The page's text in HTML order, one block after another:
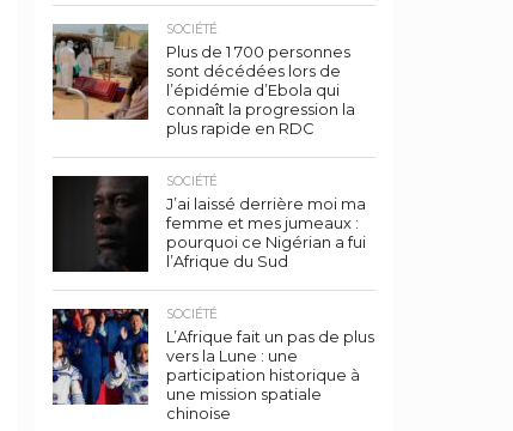
SOCIÉTÉ
Plus de 1 700 personnes
sont décédées lors de
l’épidémie d’Ebola qui
connaît la progression la
plus rapide en RDC
SOCIÉTÉ
J’ai laissé derrière moi ma
femme et mes jumeaux :
pourquoi ce Nigérian a fui
l’Afrique du Sud
SOCIÉTÉ
L’Afrique fait un pas de plus
vers la Lune : une
participation historique à
une mission spatiale
chinoise